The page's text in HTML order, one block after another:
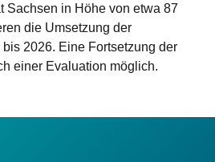
Sachsen in Höhe von etwa 87
die Umsetzung der
2026. Eine Fortsetzung der
einer Evaluation möglich.